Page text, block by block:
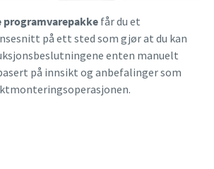
programvarepakkefår du et
på ett sted som gjør at du kan
enten manuelt
på innsikt og anbefalinger som
Jeg har lest og godtatt
personvernerklæringen